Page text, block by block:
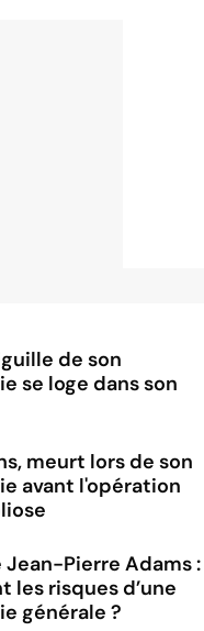
de son
se loge dans son
meurt lors de son
avant l'opération
Jean-Pierre Adams :
les risques d’une
générale ?